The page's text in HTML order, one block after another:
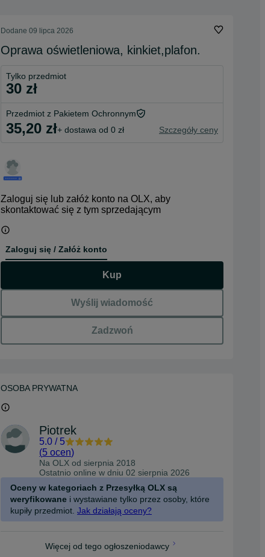
Dodane 09 lipca 2026
Oprawa oświetleniowa, kinkiet,plafon.
Tylko przedmiot
30 zł
Przedmiot z Pakietem Ochronnym
35,20 zł+ dostawa od 0 zł Szczegóły ceny
Zaloguj się lub załóż konto na OLX, aby
skontaktować się z tym sprzedającym
Zaloguj się / Załóż konto
Kup
Wyślij wiadomość
Zadzwoń
OSOBA PRYWATNA
Piotrek
5.0 / 5
(5 ocen)
Na OLX od sierpnia 2018
Ostatnio online w dniu 02 sierpnia 2026
Oceny w kategoriach z Przesyłką OLX są
weryfikowane i wystawiane tylko przez osoby, które
kupiły przedmiot. Jak działają oceny?
Więcej od tego ogłoszeniodawcy